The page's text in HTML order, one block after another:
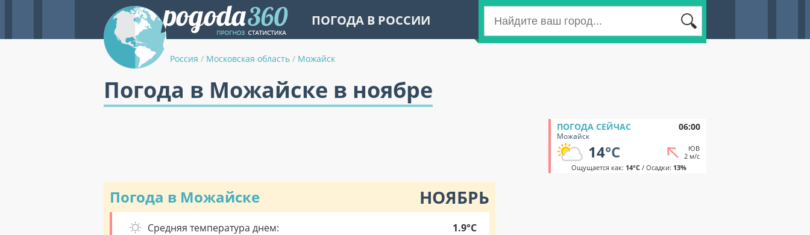
ПОГОДА В РОССИИ
Россия / Московская область / Можайск
Погода в Можайске в ноябре
ПОГОДА СЕЙЧАС 06:00
Можайск
14°C
ЮВ
2 м/с
Ощущается как: 14°C/ Осадки: 13%
Погода в Можайске НОЯБРЬ
Средняя температура днем:
1.9°C